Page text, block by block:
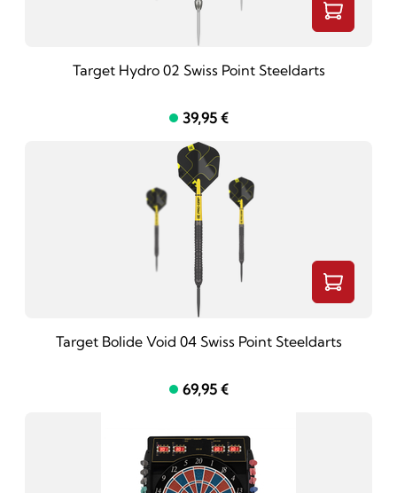
Target Hydro 02 Swiss Point Steeldarts
39,95 €
Target Bolide Void 04 Swiss Point Steeldarts
69,95 €